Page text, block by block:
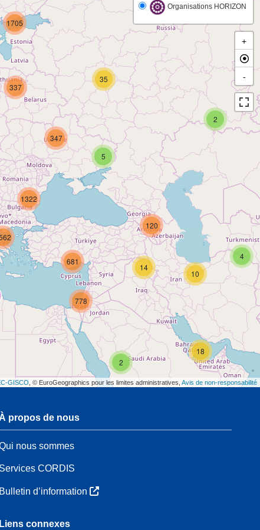
4
18
10
2
2
35
5
14
120
1322
778
681
337
347
1705
Organisations HORIZON
+
-
GISCO , © EuroGeographics pour les limites administratives, Avis de non-responsabilité
propos de nous
nous sommes
Services CORDIS
Bulletin d’information
Liens connexes